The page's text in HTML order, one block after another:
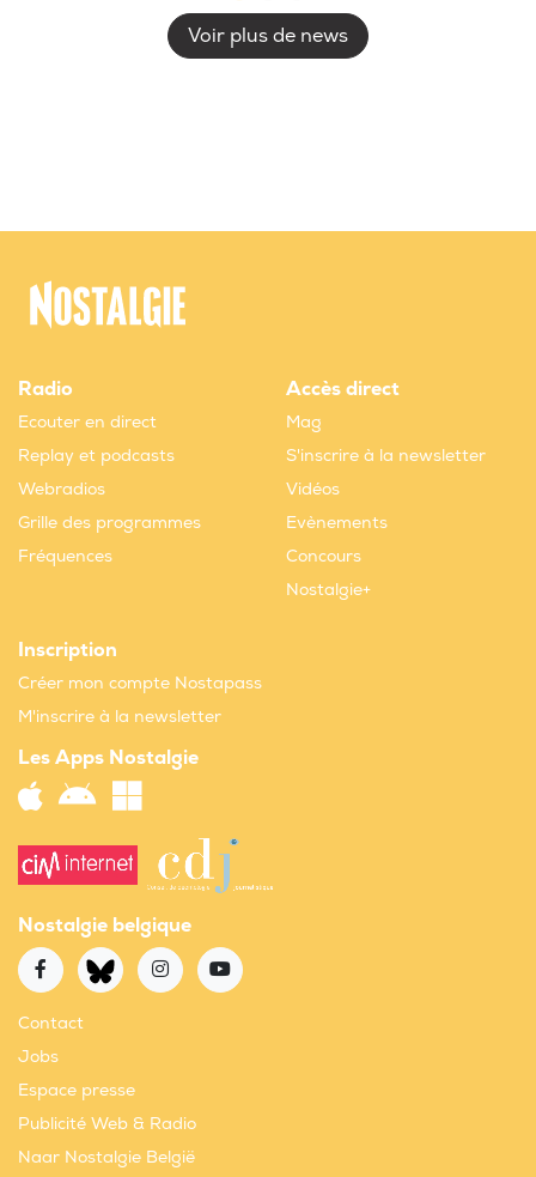
Voir plus de news
Radio
Ecouter en direct
Replay et podcasts
Webradios
Grille des programmes
Fréquences
Accès direct
Mag
S'inscrire à la newsletter
Vidéos
Evènements
Concours
Nostalgie+
Inscription
Créer mon compte Nostapass
M'inscrire à la newsletter
Les Apps Nostalgie
Nostalgie belgique
Contact
Jobs
Espace presse
Publicité Web & Radio
Naar Nostalgie België